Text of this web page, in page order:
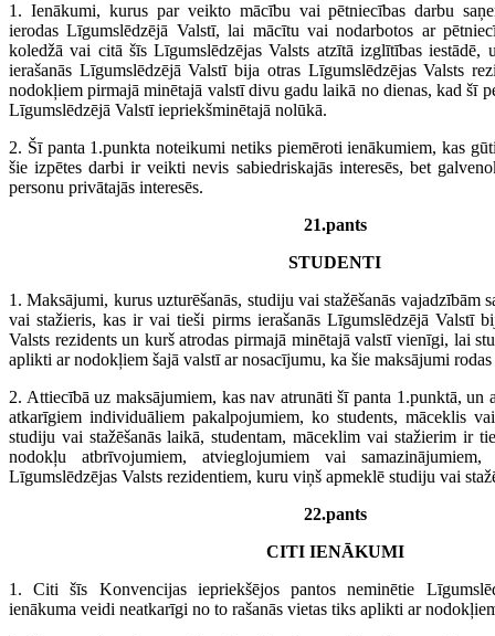
1. Ienākumi, kurus par veikto mācību vai pētniecības darbu
ierodas Līgumslēdzējā Valstī, lai mācītu vai nodarbotos ar
koledžā vai citā šīs Līgumslēdzējas Valsts atzītā izglītības
ierašanās Līgumslēdzējā Valstī bija otras Līgumslēdzējas Valsts
nodokļiem pirmajā minētajā valstī divu gadu laikā no dienas, kad šī
Līgumslēdzējā Valstī iepriekšminētajā nolūkā.
2. Šī panta 1.punkta noteikumi netiks piemēroti ienākumiem, kas
šie izpētes darbi ir veikti nevis sabiedriskajās interesēs, bet
personu privātajās interesēs.
21.pants
STUDENTI
1. Maksājumi, kurus uzturēšanās, studiju vai stažēšanās vajadzībām
vai stažieris, kas ir vai tieši pirms ierašanās Līgumslēdzējā Valstī
Valsts rezidents un kurš atrodas pirmajā minētajā valstī vienīgi, lai
aplikti ar nodokļiem šajā valstī ar nosacījumu, ka šie maksājumi rodas
2. Attiecībā uz maksājumiem, kas nav atrunāti šī panta 1.punktā, un
atkarīgiem individuāliem pakalpojumiem, ko students, māceklis
studiju vai stažēšanās laikā, studentam, māceklim vai stažierim ir
nodokļu atbrīvojumiem, atvieglojumiem vai
Līgumslēdzējas Valsts rezidentiem, kuru viņš apmeklē studiju vai
22.pants
CITI IENĀKUMI
1. Citi šīs Konvencijas iepriekšējos pantos neminētie
ienākuma veidi neatkarīgi no to rašanās vietas tiks aplikti ar